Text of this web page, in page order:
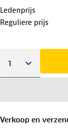
Ledenprijs
Reguliere prijs
Verkoop en